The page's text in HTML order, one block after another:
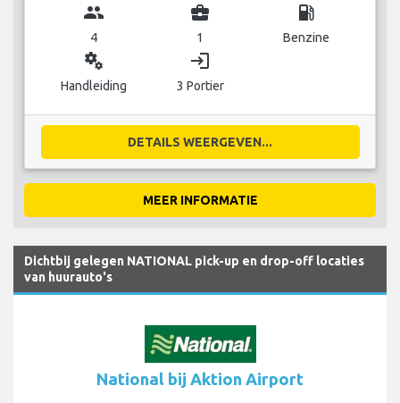
group
4
business_center
1
local_gas_station
Benzine
miscellaneous_services
Handleiding
login
3 Portier
DETAILS WEERGEVEN...
MEER INFORMATIE
Dichtbij gelegen NATIONAL pick-up en drop-off locaties
van huurauto's
National bij Aktion Airport